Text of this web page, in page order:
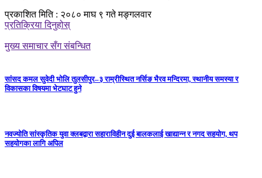
प्रकाशित मिति : २०८० माघ ९ गते मङ्गलवार
प्रतिक्रिया दिनुहोस्
मुख्य समाचार सँग संबन्धित
सांसद कमल सुवेदी भोलि तुलसीपुर–३ राम्रीस्थित नर्सिङ भैरव मन्दिरमा, स्थानीय समस्या र
विकासका विषयमा भेटघाट हुने
नवज्योति सांस्कृतिक युवा क्लबद्वारा सहाराविहीन दुई बालकलाई खाद्यान्न र नगद सहयोग, थप
सहयोगका लागि अपिल